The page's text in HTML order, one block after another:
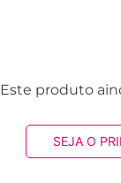
Este produto
SEJA O